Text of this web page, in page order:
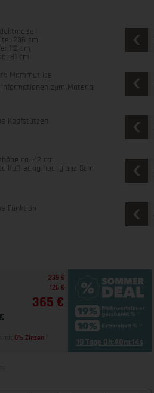
236 cm
112 cm
81 cm
Mammut ice
Informationen zum Material
Kopfstützen
ca. 42 cm
eckig hochglanz 8cm
Funktion
239 €
126 €
365 €
mit 0% Zinsen 19 Tage 0h:40m:12s